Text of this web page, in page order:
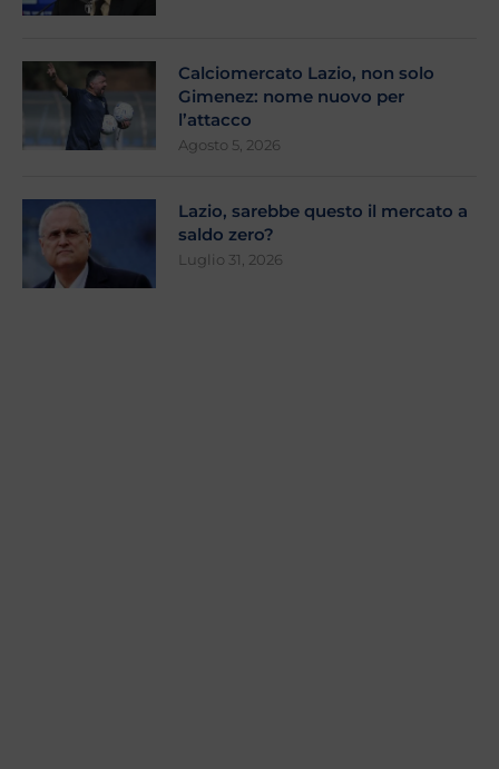
Calciomercato Lazio, non solo
Gimenez: nome nuovo per
l’attacco
Agosto 5, 2026
Lazio, sarebbe questo il mercato a
saldo zero?
Luglio 31, 2026